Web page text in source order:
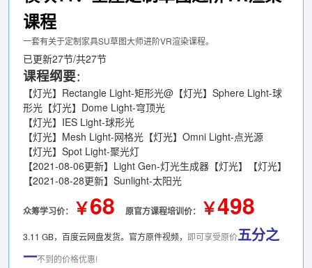
课程
一套有关于定制家具SU草图大师进阶VR渲染课程。
已更新27节/共27节
课程纲要：
【灯光】Rectangle Light-矩形光@【灯光】Sphere Light-球
形光【灯光】Dome Light-穹顶光
【灯光】IES Light-球形光
【灯光】Mesh Light-网格光【灯光】Omni Light-点光源
【灯光】Spot Light-聚光灯
【2021-08-06更新】Light Gen-灯光生成器【灯光】【灯光】
【2021-08-28更新】Sunlight-太阳光
众筹学习价： ￥68 原官方课程培训价： ￥498
3.11 GB，百度云网盘发货。官方原件视频， 即可享受原价五分之
一不到的价格优惠!